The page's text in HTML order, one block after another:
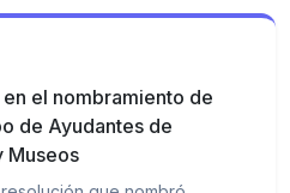
el nombramiento de
de Ayudantes de
Museos